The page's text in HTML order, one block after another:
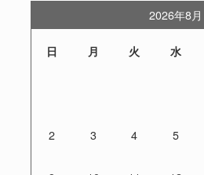
2026年8月
日 月 火 水
2 3 4 5